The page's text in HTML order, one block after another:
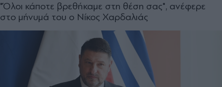
"Όλοι κάποτε βρεθήκαμε στη θέση σας", ανέφερε
στο μήνυμά του ο Νίκος Χαρδαλιάς